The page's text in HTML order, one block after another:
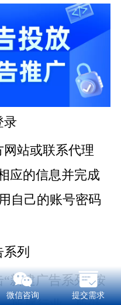
录
站或联系代理
应的信息并完成
自己的账号密码
列
建广告系列”按
微信咨询 提交需求